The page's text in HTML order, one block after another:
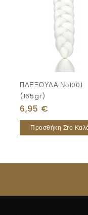
ΠΛΕΞΟΥΔΑ Νο1001
(165gr)
6,95 €
Προσθήκη Στο